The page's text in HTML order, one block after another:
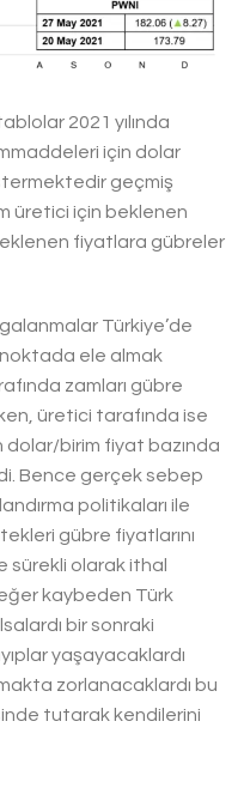
2021 yılında
için dolar
geçmiş
üretici için beklenen
fiyatlara gübreler
Türkiye’de
noktada ele almak
zamları gübre
üretici tarafında ise
dolar/birim fiyat bazında
Bence gerçek sebep
politikaları ile
gübre fiyatlarını
sürekli olarak ithal
kaybeden Türk
bir sonraki
yaşayacaklardı
zorlanacaklardı bu
tutarak kendilerini